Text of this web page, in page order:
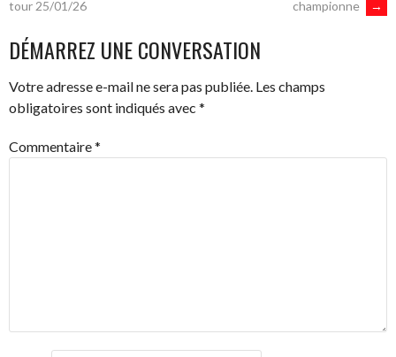
DES
ARTICLES
tour 25/01/26
championne
→
DÉMARREZ UNE CONVERSATION
Votre adresse e-mail ne sera pas publiée. Les champs
obligatoires sont indiqués avec *
Commentaire*